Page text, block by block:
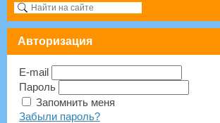
Авторизация
E-mail
Пароль
Запомнить меня
Забыли пароль?